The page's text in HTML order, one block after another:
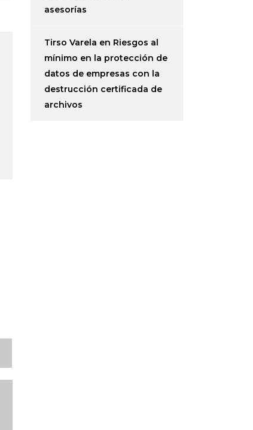
asesorías
Tirso Varela en Riesgos al
mínimo en la protección de
datos de empresas con la
destrucción certificada de
archivos